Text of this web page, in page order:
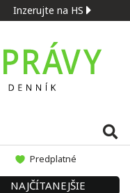
Inzerujte na HS
Predplatné
NAJČÍTANEJŠIE